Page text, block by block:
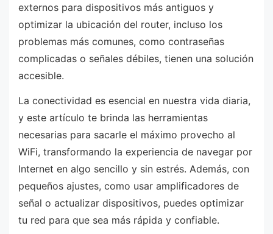
externos para dispositivos más antiguos y
optimizar la ubicación del router, incluso los
problemas más comunes, como contraseñas
complicadas o señales débiles, tienen una solución
accesible.
La conectividad es esencial en nuestra vida diaria,
y este artículo te brinda las herramientas
necesarias para sacarle el máximo provecho al
WiFi, transformando la experiencia de navegar por
Internet en algo sencillo y sin estrés. Además, con
pequeños ajustes, como usar amplificadores de
señal o actualizar dispositivos, puedes optimizar
tu red para que sea más rápida y confiable.